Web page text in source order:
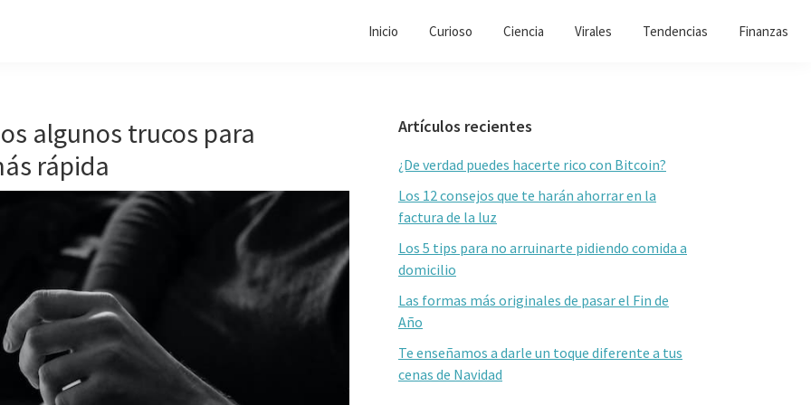
Inicio Curioso Ciencia Virales Tendencias Finanzas
algunos trucos para
rápida
Barra
lateral
primaria
Artículos recientes
¿De verdad puedes hacerte rico con Bitcoin?
Los 12 consejos que te harán ahorrar en la
factura de la luz
Los 5 tips para no arruinarte pidiendo comida a
domicilio
Las formas más originales de pasar el Fin de
Año
Te enseñamos a darle un toque diferente a tus
cenas de Navidad